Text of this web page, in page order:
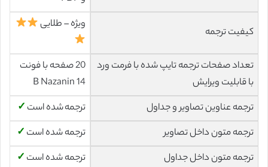
کیفیت ترجمه
ویژه – طلایی
تعداد صفحات ترجمه تایپ شده با فرمت ورد
با قابلیت ویرایش
20 صفحه با فونت
14 B Nazanin
ترجمه عناوین تصاویر و جداول
ترجمه شده است ✓
ترجمه متون داخل تصاویر
ترجمه شده است ✓
ترجمه متون داخل جداول
ترجمه شده است ✓